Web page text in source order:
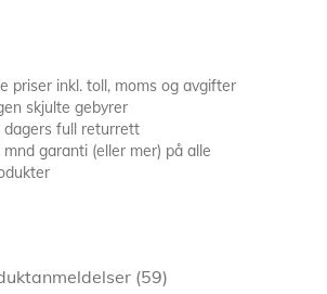
priser inkl. toll, moms og avgifter
skjulte gebyrer
dagers full returrett
mnd garanti (eller mer) på alle
59